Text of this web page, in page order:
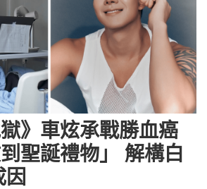
獄》車炫承戰勝血癌
聖誕禮物」 解構白